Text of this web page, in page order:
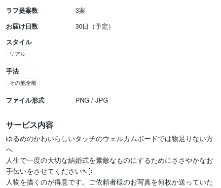
ラフ提案数
3案
お届け日数
30日（予定）
スタイル
リアル
手法
その他全般
ファイル形式 PNG / JPG
サービス内容
ゆるめのかわいらしいタッチのウェルカムボードでは物足りない方
へ
人生で一度の大切な結婚式を素敵なものにするためにささやかなお
手伝いをさせてください➴⡱
人物を描くのが得意です。ご依頼者様のお写真を何枚か送っていた